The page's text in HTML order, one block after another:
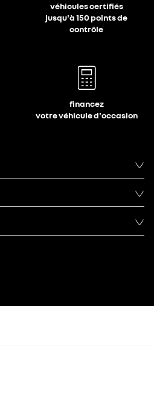
véhicules certifiés
jusqu'à 150 points de
contrôle
financez
votre véhicule d'occasion